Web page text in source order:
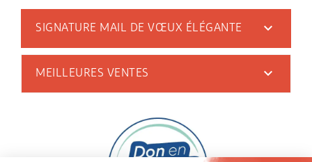
SIGNATURE MAIL DE VŒUX ÉLÉGANTE 
MEILLEURES VENTES 